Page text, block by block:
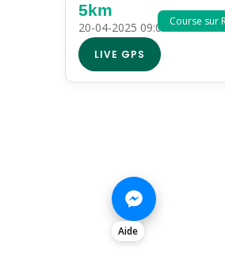
Course sur
5km
20-04-2025 09:00
LIVE GPS
Aide